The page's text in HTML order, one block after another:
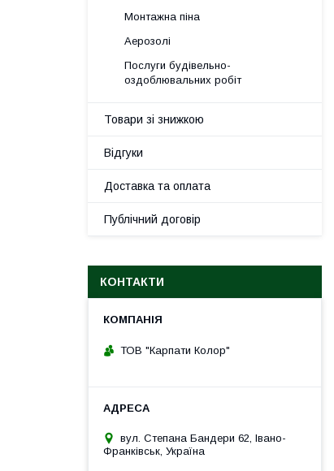
Монтажна піна
Аерозолі
Послуги будівельно-
оздоблювальних робіт
Товари зі знижкою
Відгуки
Доставка та оплата
Публічний договір
КОНТАКТИ
ТОВ "Карпати Колор"
вул. Степана Бандери 62, Івано-
Франківськ, Україна